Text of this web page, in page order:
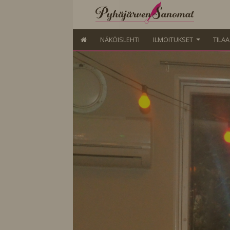
NÄKÖISLEHTI ILMOITUKSET